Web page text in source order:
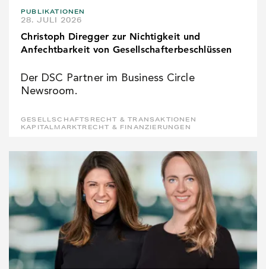
PUBLIKATIONEN
28. JULI 2026
Christoph Diregger zur Nichtigkeit und
Anfechtbarkeit von Gesellschafterbeschlüssen
Der DSC Partner im Business Circle
Newsroom.
GESELLSCHAFTSRECHT & TRANSAKTIONEN
KAPITALMARKTRECHT & FINANZIERUNGEN